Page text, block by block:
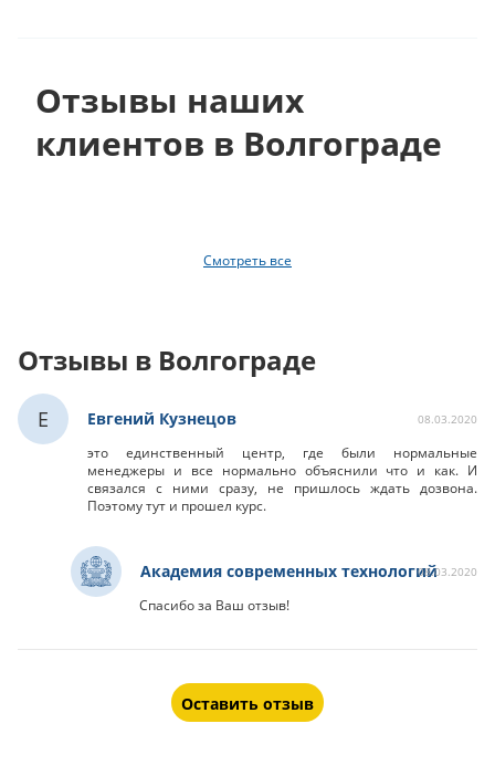
Отзывы наших
клиентов в Волгограде
Смотреть все
Отзывы в Волгограде
Е Евгений Кузнецов 08.03.2020
это единственный центр, где были нормальные
менеджеры и все нормально объяснили что и как. И
связался с ними сразу, не пришлось ждать дозвона.
Поэтому тут и прошел курс.
Академия современных технологий08.03.2020
Спасибо за Ваш отзыв!
Оставить отзыв